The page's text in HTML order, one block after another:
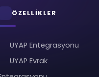
ÖZELLİKLER
UYAP Entegrasyonu
UYAP Evrak